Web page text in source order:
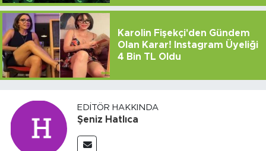
Karolin Fişekçi'den Gündem
Olan Karar! Instagram Üyeliği
4 Bin TL Oldu
EDITÖR HAKKINDA
Şeniz Hatlıca